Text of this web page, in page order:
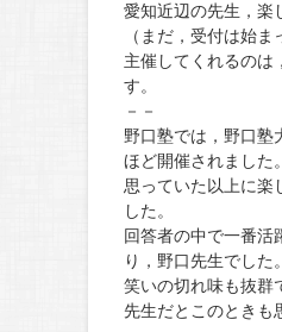
愛知近辺の先生，楽
（まだ，受付は始ま
主催してくれるのは
す。
－－
野口塾では，野口塾
ほど開催されました。
思っていた以上に楽
した。
回答者の中で一番活
り，野口先生でした。
笑いの切れ味も抜群
先生だとこのときも